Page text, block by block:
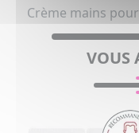
Crème mains
VOUS